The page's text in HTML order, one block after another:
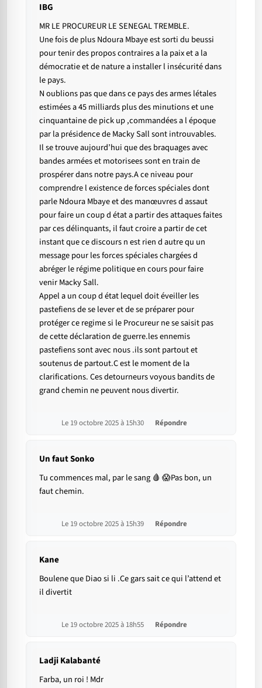
IBG
MR LE PROCUREUR LE SENEGAL TREMBLE.
Une fois de plus Ndoura Mbaye est sorti du beussi
pour tenir des propos contraires a la paix et a la
démocratie et de nature a installer l insécurité dans
le pays.
N oublions pas que dans ce pays des armes létales
estimées a 45 milliards plus des minutions et une
cinquantaine de pick up ,commandées a l époque
par la présidence de Macky Sall sont introuvables.
Il se trouve aujourd’hui que des braquages avec
bandes armées et motorisees sont en train de
prospérer dans notre pays.A ce niveau pour
comprendre l existence de forces spéciales dont
parle Ndoura Mbaye et des manœuvres d assaut
pour faire un coup d état a partir des attaques faites
par ces délinquants, il faut croire a partir de cet
instant que ce discours n est rien d autre qu un
message pour les forces spéciales chargées d
abréger le régime politique en cours pour faire
venir Macky Sall.
Appel a un coup d état lequel doit éveiller les
pastefiens de se lever et de se préparer pour
protéger ce regime si le Procureur ne se saisit pas
de cette déclaration de guerre.les ennemis
pastefiens sont avec nous .ils sont partout et
soutenus de partout.C est le moment de la
clarifications. Ces detourneurs voyous bandits de
grand chemin ne peuvent nous divertir.
Le 19 octobre 2025 à 15h30 Répondre
Un faut Sonko
Tu commences mal, par le sang 🩸 😱Pas bon, un
faut chemin.
Le 19 octobre 2025 à 15h39 Répondre
Kane
Boulene que Diao si li .Ce gars sait ce qui l’attend et
il divertit
Le 19 octobre 2025 à 18h55 Répondre
Ladji Kalabanté
Farba, un roi ! Mdr